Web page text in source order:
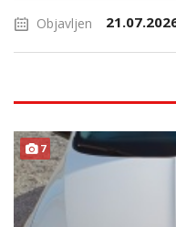
Objavljen
7